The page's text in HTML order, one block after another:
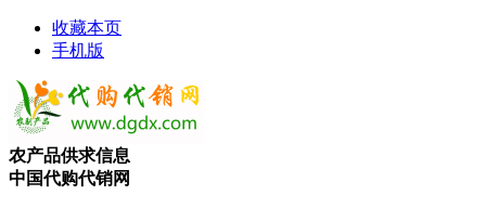
收藏本页
手机版
农产品供求信息
中国代购代销网